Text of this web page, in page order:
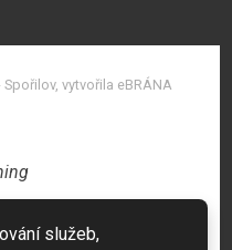
vytvořila eBRÁNA
služeb,